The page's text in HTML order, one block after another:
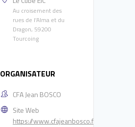
Au croisement des
rues de l'Alma et du
Dragon, 59200
Tourcoing
ORGANISATEUR
CFA Jean BOSCO
Site Web
https://www.cfajeanbosco.fr/contact/